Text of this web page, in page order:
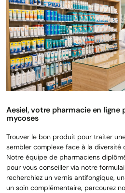
Aesiel, votre pharmacie en ligne
mycoses
Trouver le bon produit pour traiter
sembler complexe face à la diversité
Notre équipe de pharmaciens
pour vous conseiller via notre
recherchiez un vernis antifongique,
un soin complémentaire, parcourez